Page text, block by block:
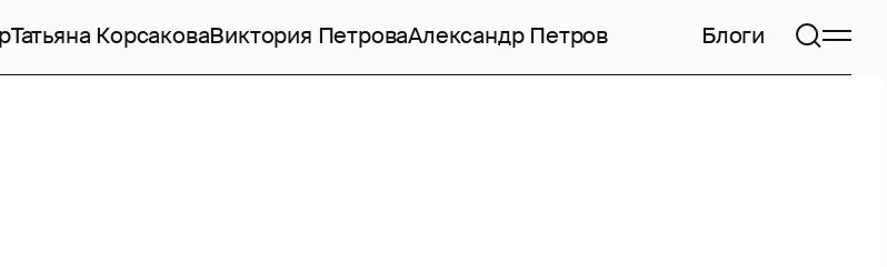
Татьяна КорсаковаВиктория ПетроваАлександр Петров Блоги